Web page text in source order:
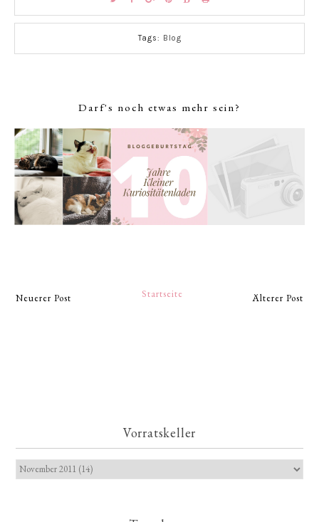
Tags: Blog
Darf's noch etwas mehr sein?
Neuerer Post Älterer Post
Startseite
Vorratskeller